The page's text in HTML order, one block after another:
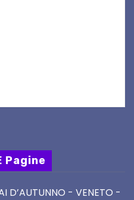
D’AUTUNNO - VENETO -